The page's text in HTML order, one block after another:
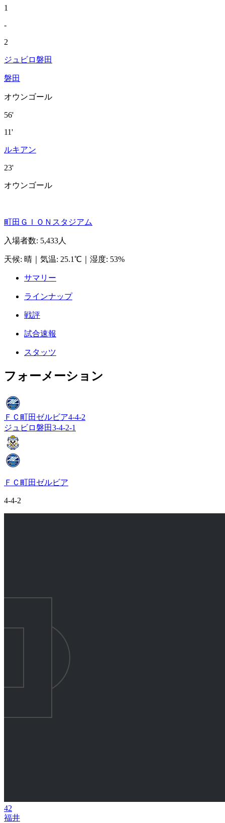
1
-
2
ジュビロ磐田
磐田
オウンゴール
56'
11'
ルキアン
23'
オウンゴール
町田ＧＩＯＮスタジアム
入場者数: 5,433人
天候: 晴 気温: 25.1℃ 湿度: 53%
サマリー
ラインナップ
戦評
試合速報
スタッツ
フォーメーション
ＦＣ町田ゼルビア4-4-2
ジュビロ磐田3-4-2-1
ＦＣ町田ゼルビア
4-4-2
42
福井